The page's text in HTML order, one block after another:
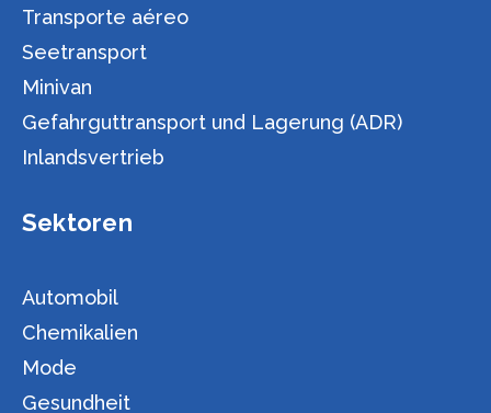
Transporte aéreo
Seetransport
Minivan
Gefahrguttransport und Lagerung (ADR)
Inlandsvertrieb
Sektoren
Automobil
Chemikalien
Mode
Gesundheit